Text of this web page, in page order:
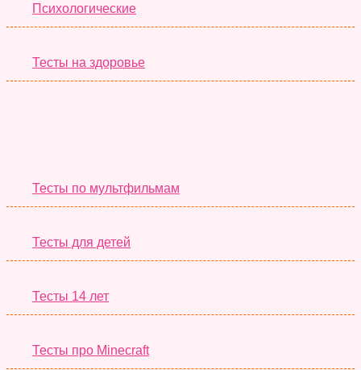
Психологические
Тесты на здоровье
Тесты по мультфильмам
Тесты для детей
Тесты 14 лет
Тесты про Minecraft